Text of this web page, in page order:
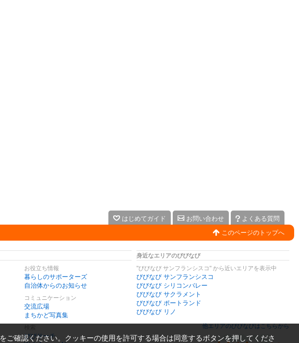
はじめてガイド お問い合わせ
よくある質問
このページのトップへ
お役立ち情報
暮らしのサポーターズ
自治体からのお知らせ
コミュニケーション
交流広場
まちかど写真集
びびサーチ
身近なエリアのびびなび
"びびなび サンフランシスコ" から近いエリアを表示中
びびなび サンフランシスコ
びびなび シリコンバレー
びびなび サクラメント
びびなび ポートランド
びびなび リノ
他エリアのびびなびはこちらから
をご確認ください。クッキーの使用を許可する場合は同意するボタンを押してくださ